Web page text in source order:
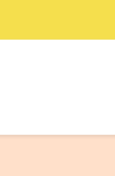
desde su